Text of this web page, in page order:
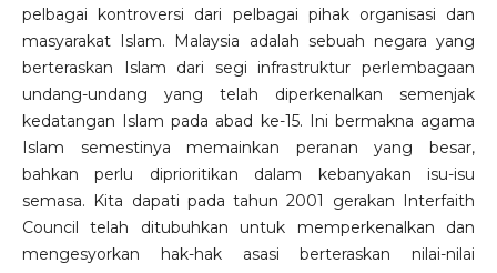
pelbagai kontroversi dari pelbagai pihak organisasi dan
masyarakat Islam. Malaysia adalah sebuah negara yang
berteraskan Islam dari segi infrastruktur perlembagaan
undang-undang yang telah diperkenalkan semenjak
kedatangan Islam pada abad ke-15. Ini bermakna agama
Islam semestinya memainkan peranan yang besar,
bahkan perlu diprioritikan dalam kebanyakan isu-isu
semasa. Kita dapati pada tahun 2001 gerakan Interfaith
Council telah ditubuhkan untuk memperkenalkan dan
mengesyorkan hak-hak asasi berteraskan nilai-nilai